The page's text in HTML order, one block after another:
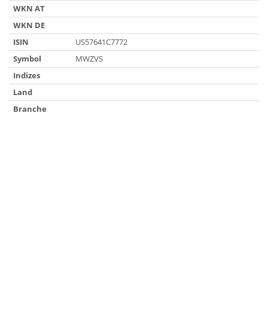
WKN AT
WKN DE
ISIN
US57641C7772
Symbol
MWZVS
Indizes
Land
Branche